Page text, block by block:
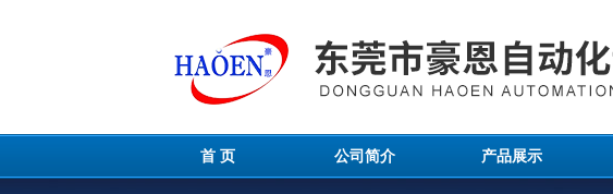
首 页 公司简介 产品展示